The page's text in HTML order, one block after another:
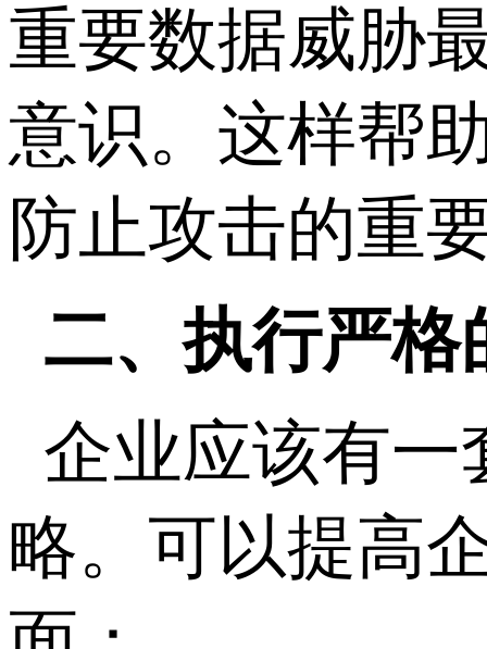
重要数据威胁
意识。这样帮
防止攻击的重
二、执行严格
企业应该有一
略。可以提高